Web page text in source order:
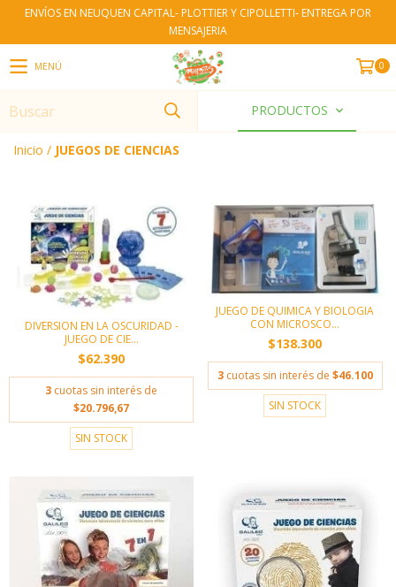
ENVÍOS EN NEUQUEN CAPITAL- PLOTTIER Y CIPOLLETTI- ENTREGA POR
MENSAJERIA
MENÚ 0
PRODUCTOS
Inicio / JUEGOS DE CIENCIAS
DIVERSION EN LA OSCURIDAD -
JUEGO DE CIE...
$62.390
3 cuotas sin interés de
$20.796,67
SIN STOCK
JUEGO DE QUIMICA Y BIOLOGIA
CON MICROSCO...
$138.300
3 cuotas sin interés de $46.100
SIN STOCK